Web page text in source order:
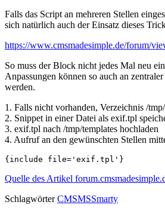
Falls das Script an mehreren Stellen
sich natürlich auch der Einsatz dieses
https://www.cmsmadesimple.de/forum/
So muss der Block nicht jedes Mal neu
Anpassungen können so auch an
werden.
1. Falls nicht vorhanden, Verzeichnis /
2. Snippet in einer Datei als exif.tpl
3. exif.tpl nach /tmp/templates hochladen
4. Aufruf an den gewünschten Stellen
Quelle des Artikel
Schlagwörter CMSMSSmarty